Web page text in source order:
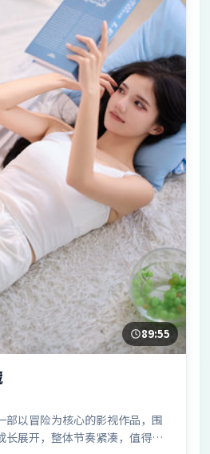
89:55
以冒险为核心的影视作品，围
长展开，整体节奏紧凑，值得推